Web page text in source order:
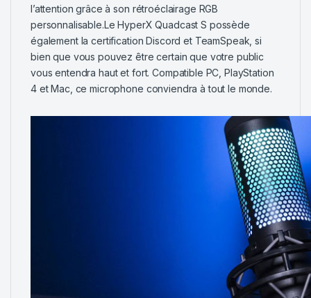
l’attention grâce à son rétroéclairage RGB
personnalisable.Le HyperX Quadcast S possède
également la certification Discord et TeamSpeak, si
bien que vous pouvez être certain que votre public
vous entendra haut et fort. Compatible PC, PlayStation
4 et Mac, ce microphone conviendra à tout le monde.